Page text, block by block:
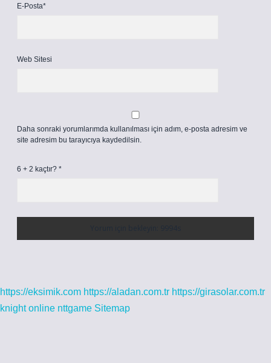
E-Posta*
Web Sitesi
Daha sonraki yorumlarımda kullanılması için adım, e-posta adresim ve
site adresim bu tarayıcıya kaydedilsin.
6 + 2 kaçtır? *
https://eksimik.com https://aladan.com.tr https://girasolar.com.tr
knight online nttgame Sitemap